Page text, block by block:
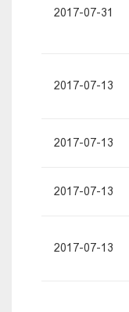
2017-07-31
2017-07-13
2017-07-13
2017-07-13
2017-07-13